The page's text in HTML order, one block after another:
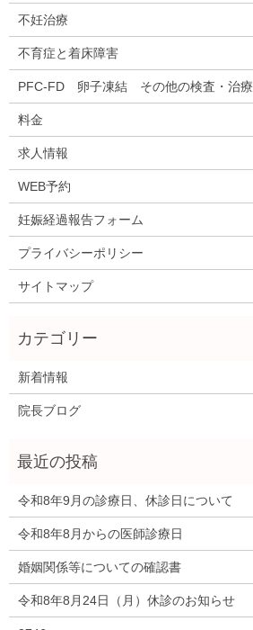
不妊治療
不育症と着床障害
PFC-FD 卵子凍結 その他の検査・治療
料金
求人情報
WEB予約
妊娠経過報告フォーム
プライバシーポリシー
サイトマップ
新着情報
院長ブログ
令和8年9月の診療日、休診日について
令和8年8月からの医師診療日
婚姻関係等についての確認書
令和8年8月24日（月）休診のお知らせ